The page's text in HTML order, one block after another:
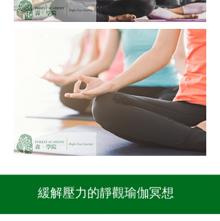
緩解壓力的靜觀瑜伽冥想